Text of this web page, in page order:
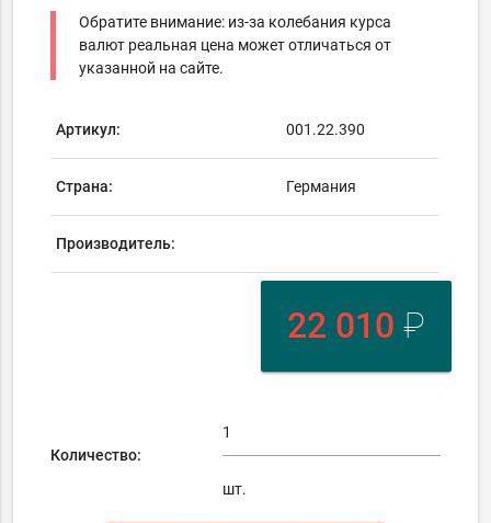
Обратите внимание: из-за колебания курса
валют реальная цена может отличаться от
указанной на сайте.
Артикул: 001.22.390
Страна: Германия
Производитель:
22 010 ₽
Количество:
шт.